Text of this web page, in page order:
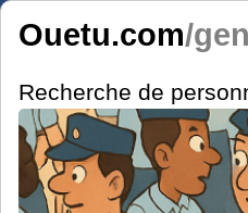
Ouetu.com/
Recherche de